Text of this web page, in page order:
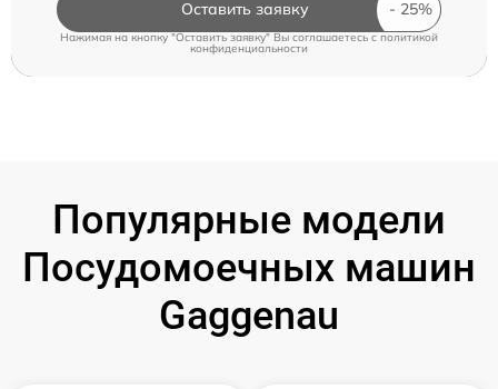
Оставить заявку
Нажимая на кнопку "Оставить заявку" Вы соглашаетесь c политикой
конфиденциальности
Популярные модели
Посудомоечных машин
Gaggenau